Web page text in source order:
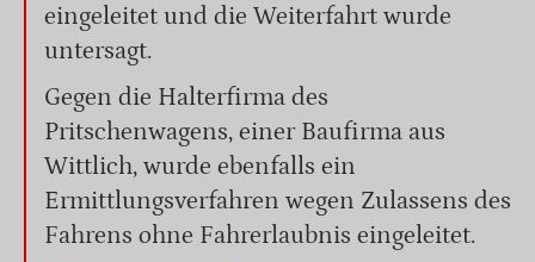
eingeleitet und die Weiterfahrt wurde
untersagt.
Gegen die Halterfirma des
Pritschenwagens, einer Baufirma aus
Wittlich, wurde ebenfalls ein
Ermittlungsverfahren wegen Zulassens des
Fahrens ohne Fahrerlaubnis eingeleitet.